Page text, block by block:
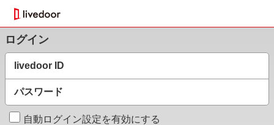
ログイン
livedoor ID
パスワード
自動ログイン設定を有効にする